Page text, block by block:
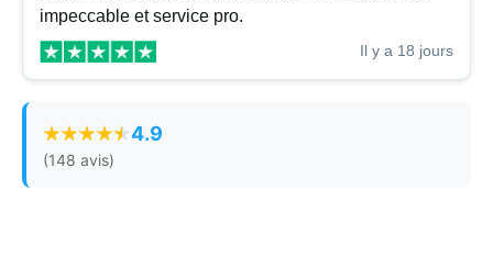
impeccable et service pro.
Il y a 18 jours
4.9
(148 avis)